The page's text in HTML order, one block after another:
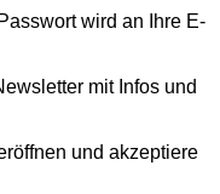
wird an Ihre E-
mit Infos und
und akzeptiere